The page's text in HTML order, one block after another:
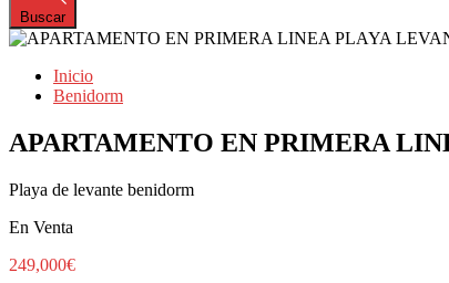
Buscar
Inicio
Benidorm
APARTAMENTO EN PRIMERA
Playa de levante benidorm
En Venta
249,000€